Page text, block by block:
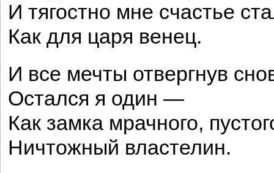
И тягостно мне счастье
Как для царя венец.
И все мечты отвергнув
Остался я один —
Как замка мрачного,
Ничтожный властелин.